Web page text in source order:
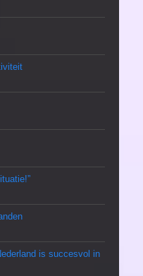
is succesvol in